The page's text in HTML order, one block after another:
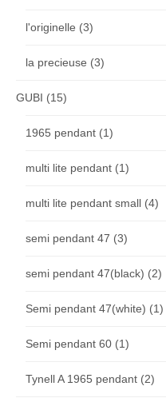
l'originelle (3)
la precieuse (3)
GUBI (15)
1965 pendant (1)
multi lite pendant (1)
multi lite pendant small (4)
semi pendant 47 (3)
semi pendant 47(black) (2)
Semi pendant 47(white) (1)
Semi pendant 60 (1)
Tynell A 1965 pendant (2)